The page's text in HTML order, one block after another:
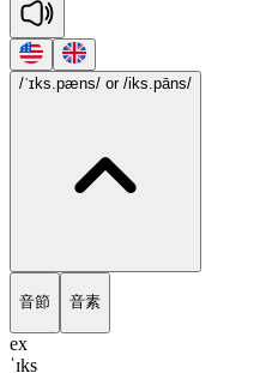
/ˈɪks.pæns/ or /iks.pāns/
音節 音素
ex
ˈɪks